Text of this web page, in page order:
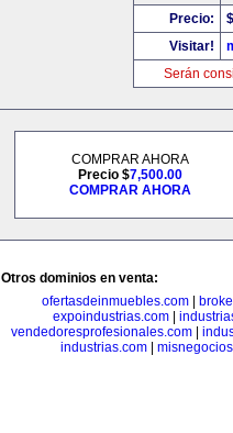
Precio:
Visitar!
Serán
COMPRAR AHORA
Precio $7,500.00
COMPRAR AHORA
Otros dominios en venta:
ofertasdeinmuebles.com
expoindustrias.com
vendedoresprofesionales.com|
industrias.com